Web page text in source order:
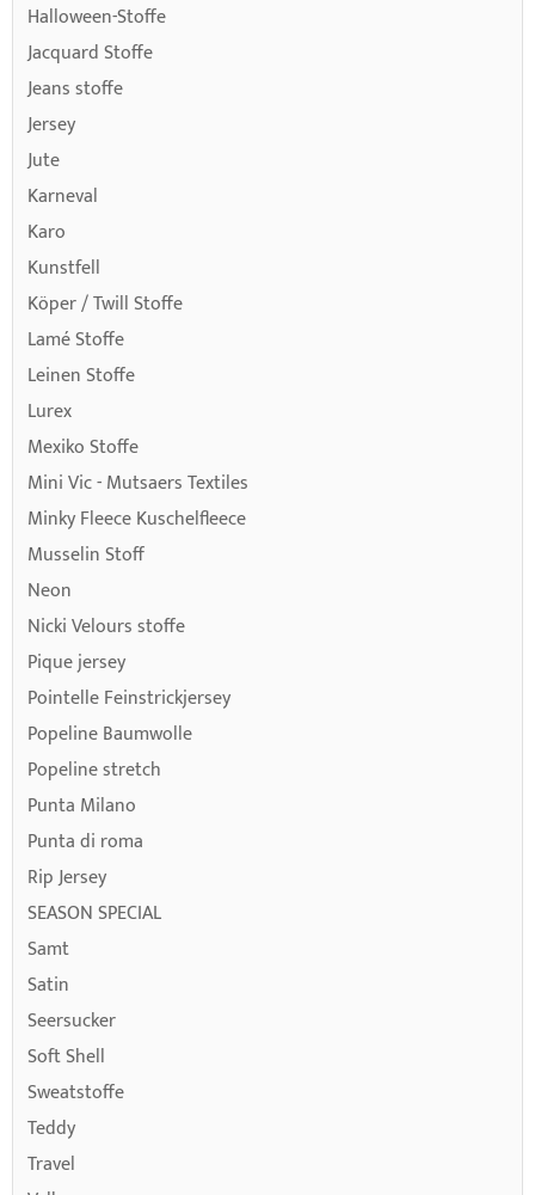
Halloween-Stoffe
Jacquard Stoffe
Jeans stoffe
Jersey
Jute
Karneval
Karo
Kunstfell
Köper / Twill Stoffe
Lamé Stoffe
Leinen Stoffe
Lurex
Mexiko Stoffe
Mini Vic - Mutsaers Textiles
Minky Fleece Kuschelfleece
Musselin Stoff
Neon
Nicki Velours stoffe
Pique jersey
Pointelle Feinstrickjersey
Popeline Baumwolle
Popeline stretch
Punta Milano
Punta di roma
Rip Jersey
SEASON SPECIAL
Samt
Satin
Seersucker
Soft Shell
Sweatstoffe
Teddy
Travel